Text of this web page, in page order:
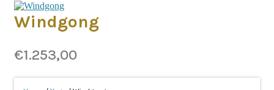
Windgong
€1.253,00